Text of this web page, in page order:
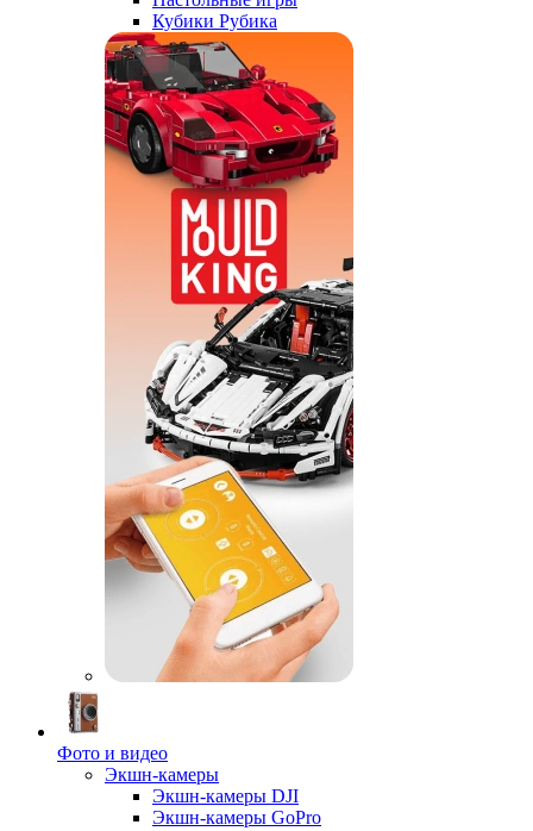
Кубики Рубика
Фото и видео
Экшн-камеры
Экшн-камеры DJI
Экшн-камеры GoPro